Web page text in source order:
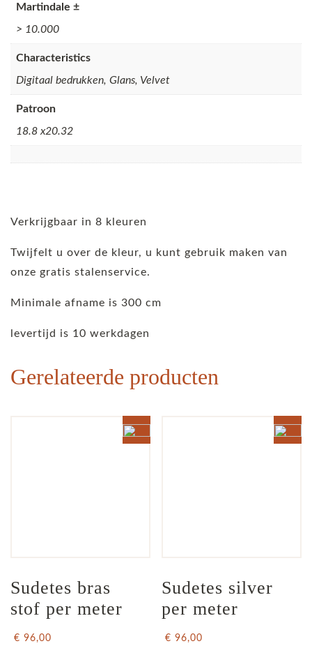
Martindale ±
> 10.000
Characteristics
Digitaal bedrukken, Glans, Velvet
Patroon
18.8 x20.32
Verkrijgbaar in 8 kleuren
Twijfelt u over de kleur, u kunt gebruik maken van
onze gratis stalenservice.
Minimale afname is 300 cm
levertijd is 10 werkdagen
Gerelateerde producten
Sudetes bras
stof per meter
€ 96,00
Sudetes silver
per meter
€ 96,00